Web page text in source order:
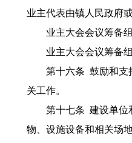
业主代表由镇人民政府
业主大会会议筹备组
业主大会会议筹备组
第十六条 鼓励和支持
关工作。
第十七条 建设单位和
物、设施设备和相关场